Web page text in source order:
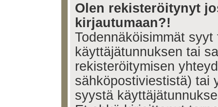
Olen rekisteröitynyt
kirjautumaan?!
Todennäköisimmät
käyttäjätunnuksen tai
rekisteröitymisen
sähköpostiviestistä) tai
syystä